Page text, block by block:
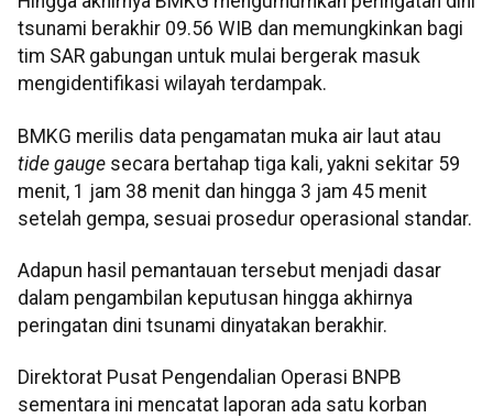
tsunami berakhir 09.56 WIB dan memungkinkan bagi
tim SAR gabungan untuk mulai bergerak masuk
mengidentifikasi wilayah terdampak.
BMKG merilis data pengamatan muka air laut atau
tide gauge secara bertahap tiga kali, yakni sekitar 59
menit, 1 jam 38 menit dan hingga 3 jam 45 menit
setelah gempa, sesuai prosedur operasional standar.
Adapun hasil pemantauan tersebut menjadi dasar
dalam pengambilan keputusan hingga akhirnya
peringatan dini tsunami dinyatakan berakhir.
Direktorat Pusat Pengendalian Operasi BNPB
sementara ini mencatat laporan ada satu korban